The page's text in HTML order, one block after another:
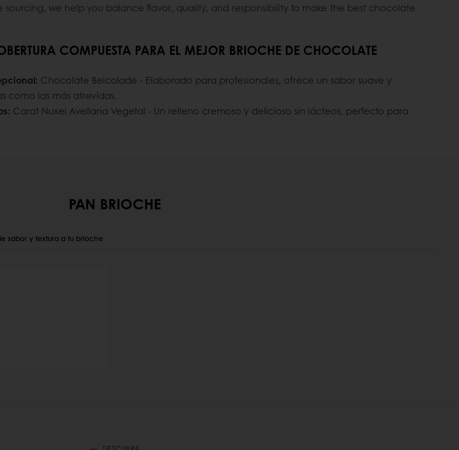
sourcing, we help you balance flavor, quality, and responsibility to make the best chocolate
COMPUESTA PARA EL MEJOR BRIOCHE DE CHOCOLATE
Chocolate Belcolade - Elaborado para profesionales, ofrece un sabor suave y
como las más atrevidas.
Carat Nuxel Avellana Vegetal - Un relleno cremoso y delicioso sin lácteos, perfecto para
PAN BRIOCHE
sabor y textura a tu brioche
DESCUBRA